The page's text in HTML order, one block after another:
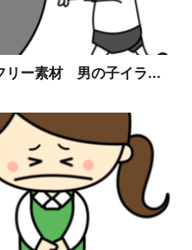
リー素材 男の子イラ...